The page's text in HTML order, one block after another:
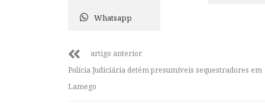
Whatsapp
artigo anterior
Polícia Judiciária detém presumíveis sequestradores em
Lamego